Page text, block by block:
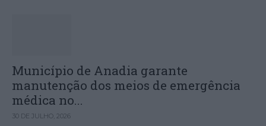
Município de Anadia garante
manutenção dos meios de emergência
médica no...
30 DE JULHO, 2026